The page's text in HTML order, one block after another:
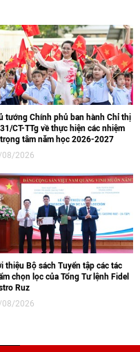
tướng Chính phủ ban hành Chỉ thị
CT-TTg về thực hiện các nhiệm
tâm năm học 2026-2027
08/2026
thiệu Bộ sách Tuyển tập các tác
chọn lọc của Tổng Tư lệnh Fidel
Ruz
08/2026